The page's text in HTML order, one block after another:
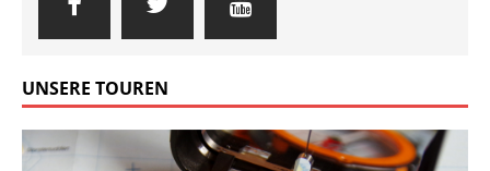
UNSERE TOUREN